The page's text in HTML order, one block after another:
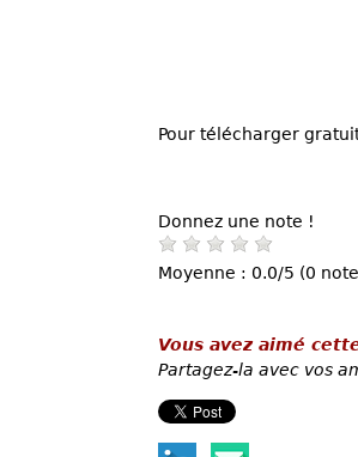
Pour télécharger
Donnez une note !
Moyenne : 0.0/5 (0
Vous avez aimé
Partagez-la avec vos